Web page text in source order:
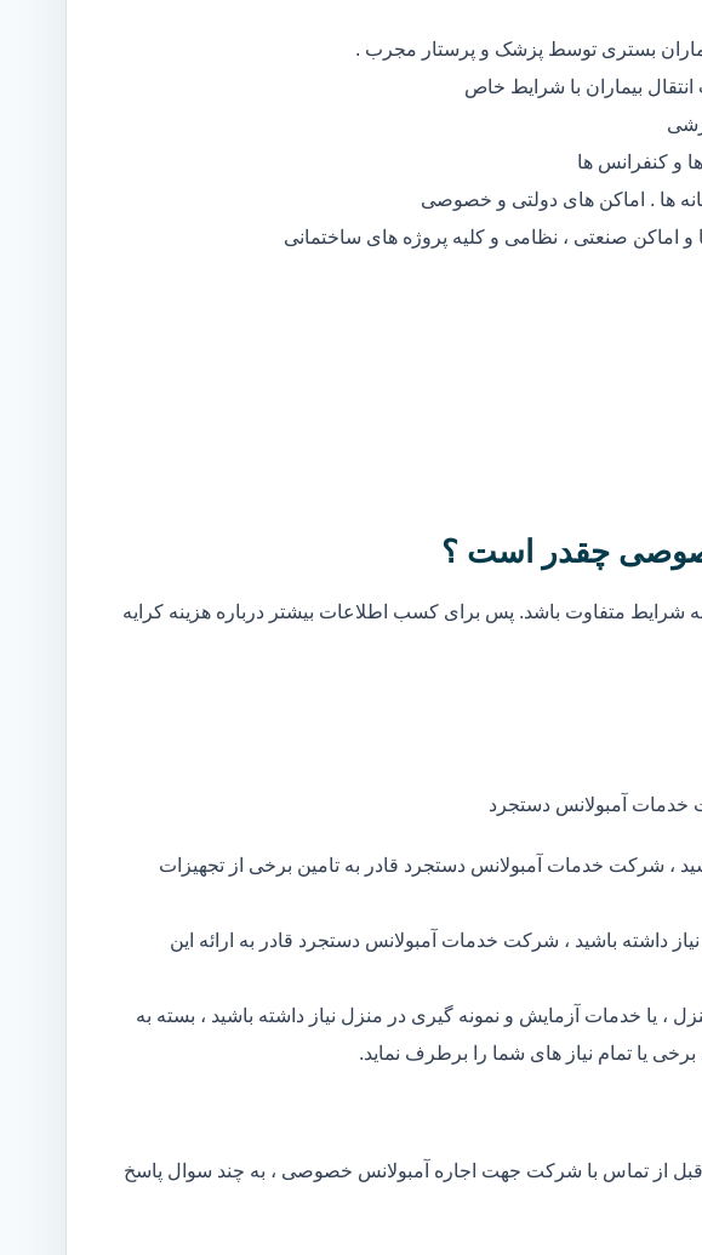
بستری توسط پزشک و پرستار مجرب .
و کنفرانس ها
ها . اماکن های دولتی و خصوصی
و اماکن صنعتی ، نظامی و کلیه پروژه های ساختمانی
خصوصی چقدر است ؟
متفاوت باشد. پس برای کسب اطلاعات بیشتر درباره هزینه کرایه
خدمات آمبولانس دستجرد
، شرکت خدمات آمبولانس دستجرد قادر به تامین برخی از تجهیزات
داشته باشید ، شرکت خدمات آمبولانس دستجرد قادر به ارائه این
یا خدمات آزمایش و نمونه گیری در منزل نیاز داشته باشید ، بسته به
یا تمام نیاز های شما را برطرف نماید.
از تماس با شرکت جهت اجاره آمبولانس خصوصی ، به چند سوال پاسخ